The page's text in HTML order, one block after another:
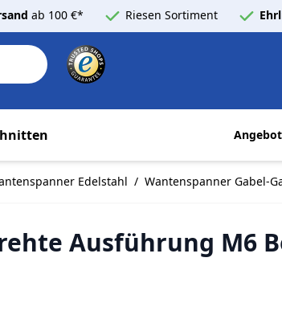
ab 100 €* Riesen Sortiment
Search
Edelstahl / Wantenspanner Gabel-
Ausführung M6